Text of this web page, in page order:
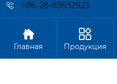
+86-28-83632923
Авторское право©ООО Чэнду

Главная

Продукция